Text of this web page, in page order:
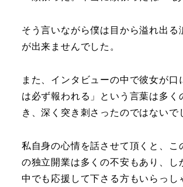
そう言いながら僕は目から溢れ出る
が出来ませんでした。
また、インタビューの中で彼女が口
は必ず報われる」という言葉は多く
き、深く突き刺さったのではないで
私自身の心情を話させて頂くと、こ
の独立開業は多くの不安もあり、し
中でも応援して下さる方もいらっし